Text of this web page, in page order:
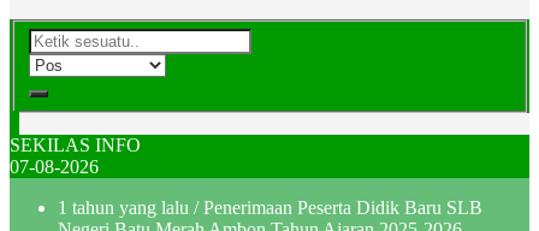
SEKILAS INFO
07-08-2026
1 tahun yang lalu / Penerimaan Peserta Didik Baru SLB